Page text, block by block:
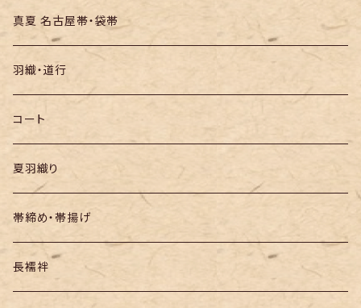
絞りの浴衣
名古屋帯
袋帯
半幅帯
真夏 名古屋帯・袋帯
羽織・道行
コート
夏羽織り
帯締め・帯揚げ
長襦袢